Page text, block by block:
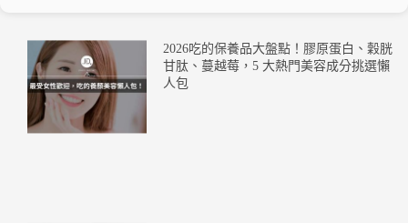
2026吃的保養品大盤點！膠原蛋白、穀胱
甘肽、蔓越莓，5 大熱門美容成分挑選懶
人包